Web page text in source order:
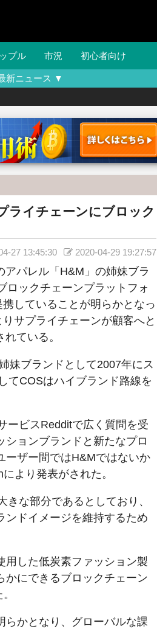
プル 市況 初心者向け
新ニュース ▼
ライチェーンにブロック
27 13:45:30 2020-04-29 19:27:57
アパレル「H&M」の姉妹ブラ
ロックチェーンプラットフォ
していることが明らかとなっ
サプライチェーンが顧客へと
ている。
妹ブランドとして2007年にス
てCOSはハイブランド路線を
ービスRedditで広く質問を受
ョンブランドと新たなプロ
ーザー間ではH&Mではないか
より発表がされた。
な部分であるとしており、
ンドイメージを維持するため
用した低炭素ファッション製
かにできるブロックチェーン
らかとなり、グローバルな課